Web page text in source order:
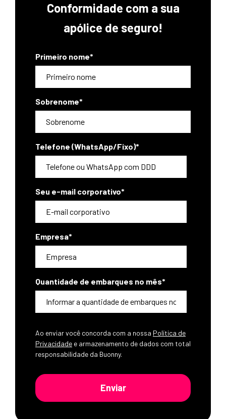
Conformidade com a sua
apólice de seguro!
Primeiro nome*
Sobrenome*
Telefone (WhatsApp/Fixo)*
Seu e-mail corporativo*
Empresa*
Quantidade de embarques no mês*
Ao enviar você concorda com a nossa Política de
Privacidade e armazenamento de dados com total
responsabilidade da Buonny.